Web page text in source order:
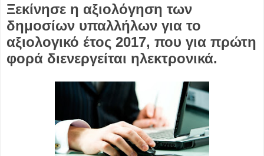
Ξεκίνησε η αξιολόγηση των
δημοσίων υπαλλήλων για το
αξιολογικό έτος 2017, που για πρώτη
φορά διενεργείται ηλεκτρονικά.